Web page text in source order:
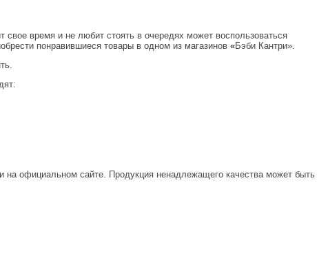
время и не любит стоять в очередях может воспользоваться
понравившиеся товары в одном из магазинов «Бэби Кантри».
официальном сайте. Продукция ненадлежащего качества может быть